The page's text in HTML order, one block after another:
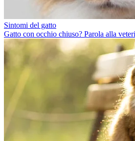
Sintomi del gatto
Gatto con occhio chiuso? Parola alla